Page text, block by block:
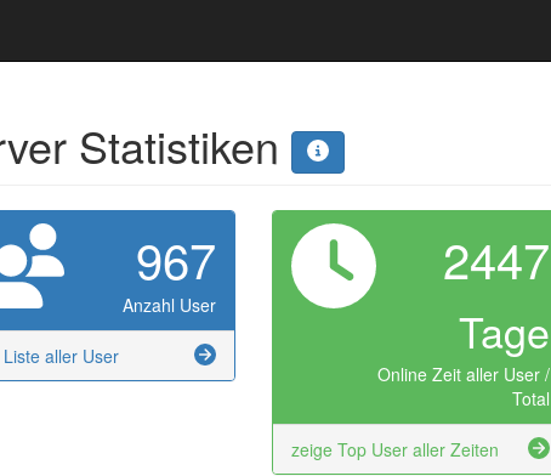
Statistiken
967
Anzahl User
aller User
2447
Tage
Online Zeit aller User /
Total
zeige Top User aller Zeiten